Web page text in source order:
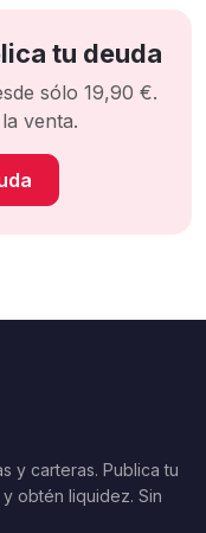
tu deuda
sólo 19,90 €.
venta.
y carteras. Publica tu
obtén liquidez. Sin